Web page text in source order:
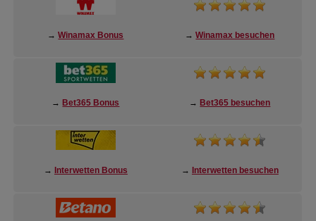
→Winamax Bonus →Winamax besuchen
→ Bet365 Bonus → Bet365 besuchen
→ Interwetten Bonus → Interwetten besuchen